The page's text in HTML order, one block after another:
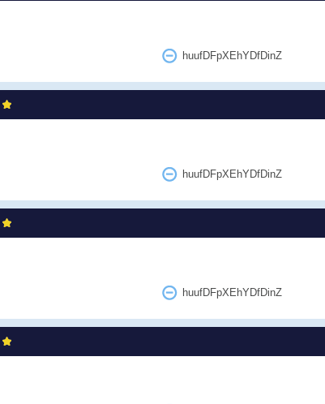
huufDFpXEhYDfDinZ
huufDFpXEhYDfDinZ
huufDFpXEhYDfDinZ